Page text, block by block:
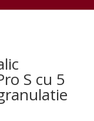
S cu 5